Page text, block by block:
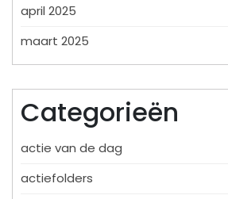
april 2025
maart 2025
Categorieën
actie van de dag
actiefolders